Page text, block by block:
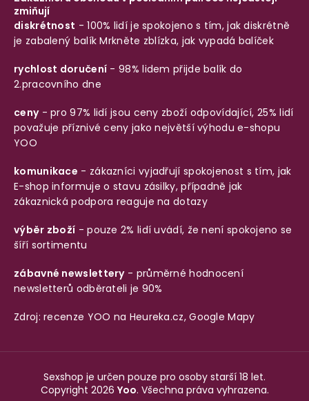
zmiňují
diskrétnost - 100% lidí je spokojeno s tím, jak diskrétně
je zabalený balíkMrkněte zblízka, jak vypadá balíček
rychlost doručení - 98% lidem přijde balík do
2.pracovního dne
ceny- pro 97% lidí jsou ceny zboží odpovídající, 25% lidí
považuje příznivé ceny jako největší výhodu e-shopu
YOO
komunikace - zákazníci vyjadřují spokojenost s tím, jak
E-shop informuje o stavu zásilky, případně jak
zákaznická podpora reaguje na dotazy
výběr zboží - pouze 2% lidí uvádí, že není spokojeno se
šíří sortimentu
zábavné newslettery- průměrné hodnocení
newsletterů odběrateli je 90%
Zdroj: recenze YOO na Heureka.cz,Google Mapy
Sexshop je určen pouze pro osoby starší 18 let.
Copyright 2026 Yoo. Všechna práva vyhrazena.